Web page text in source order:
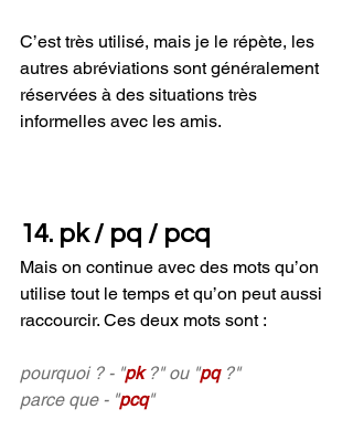
C’est très utilisé, mais je le répète, les
autres abréviations sont généralement
réservées à des situations très
informelles avec les amis.
14. pk / pq / pcq
Mais on continue avec des mots qu’on
utilise tout le temps et qu’on peut aussi
raccourcir. Ces deux mots sont :
pourquoi ? - "pk ?" ou "pq ?"
parce que - "pcq"